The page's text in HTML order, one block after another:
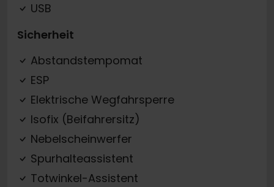
USB
Sicherheit
Abstandstempomat
ESP
Elektrische Wegfahrsperre
Isofix (Beifahrersitz)
Nebelscheinwerfer
Spurhalteassistent
Totwinkel-Assistent